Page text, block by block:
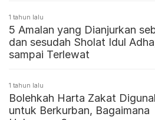
1 tahun lalu
5 Amalan yang Dianjurkan
dan sesudah Sholat Idul
sampai Terlewat
1 tahun lalu
Bolehkah Harta Zakat
untuk Berkurban, Bagaimana